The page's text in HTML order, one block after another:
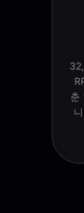
춘